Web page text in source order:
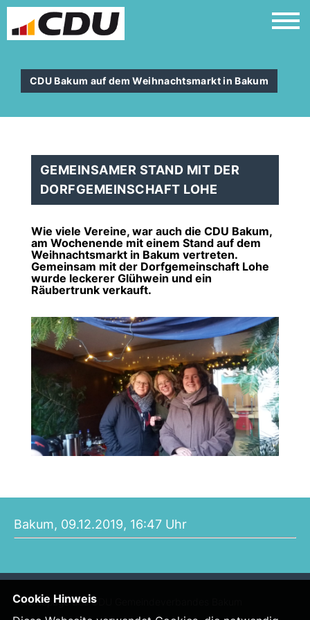
CDU Bakum auf dem Weihnachtsmarkt in Bakum
GEMEINSAMER STAND MIT DER
DORFGEMEINSCHAFT LOHE
Wie viele Vereine, war auch die CDU Bakum,
am Wochenende mit einem Stand auf dem
Weihnachtsmarkt in Bakum vertreten.
Gemeinsam mit der Dorfgemeinschaft Lohe
wurde leckerer Glühwein und ein
Räubertrunk verkauft.
Bakum, 09.12.2019, 16:47 Uhr
Homepage des CDU Gemeindeverbandes Bakum
Cookie Hinweis